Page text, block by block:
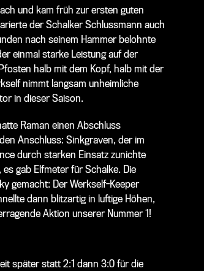
und kam früh zur ersten guten
der Schalker Schlussmann auch
nach seinem Hammer belohnte
einmal starke Leistung auf der
halb mit dem Kopf, halb mit der
nimmt langsam unheimliche
in dieser Saison.
Raman einen Abschluss
Anschluss: Sinkgraven, der im
durch starken Einsatz zunichte
gab Elfmeter für Schalke. Die
gemacht: Der Werkself-Keeper
dann blitzartig in luftige Höhen,
Aktion unserer Nummer 1!
später statt 2:1 dann 3:0 für die